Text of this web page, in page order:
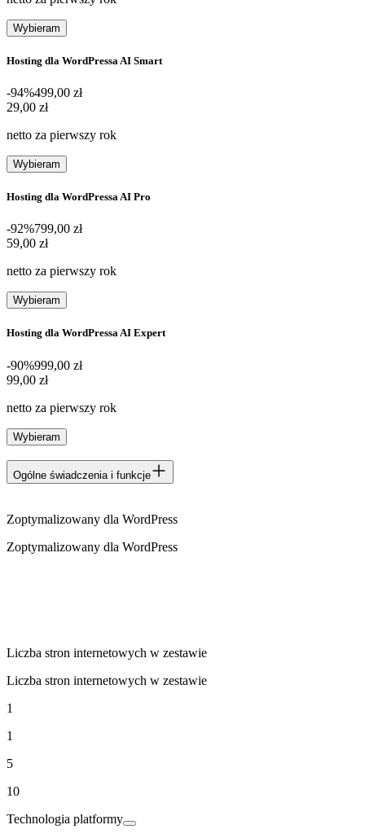
Wybieram
Hosting dla WordPressa AI Smart
-94%499,00 zł
29,00 zł
29,00 zł
netto za pierwszy rok
Wybieram
Hosting dla WordPressa AI Pro
-92%799,00 zł
59,00 zł
59,00 zł
netto za pierwszy rok
Wybieram
Hosting dla WordPressa AI Expert
-90%999,00 zł
99,00 zł
99,00 zł
netto za pierwszy rok
Wybieram
Ogólne świadczenia i funkcje
Zoptymalizowany dla WordPress
Zoptymalizowany dla WordPress
Liczba stron internetowych w zestawie
Liczba stron internetowych w zestawie
1
1
5
10
Technologia platformy